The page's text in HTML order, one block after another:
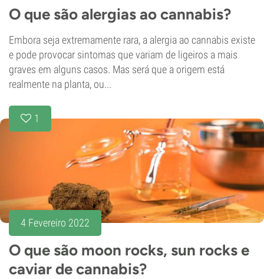
O que são alergias ao cannabis?
Embora seja extremamente rara, a alergia ao cannabis existe
e pode provocar sintomas que variam de ligeiros a mais
graves em alguns casos. Mas será que a origem está
realmente na planta, ou...
1
4 Fevereiro 2022
O que são moon rocks, sun rocks e
caviar de cannabis?